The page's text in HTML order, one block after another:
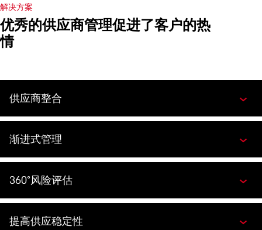
解决方案
优秀的供应商管理促进了客户的热
情
供应商整合
渐进式管理
360°风险评估
提高供应稳定性